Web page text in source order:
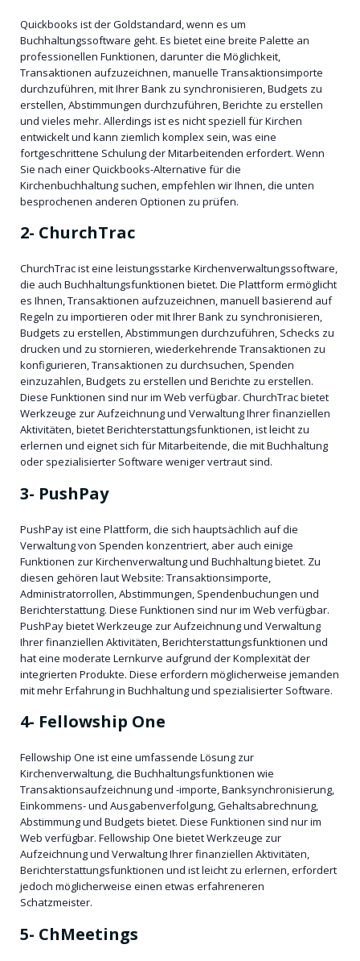
Quickbooks ist der Goldstandard, wenn es um
Buchhaltungssoftware geht. Es bietet eine breite Palette an
professionellen Funktionen, darunter die Möglichkeit,
Transaktionen aufzuzeichnen, manuelle Transaktionsimporte
durchzuführen, mit Ihrer Bank zu synchronisieren, Budgets zu
erstellen, Abstimmungen durchzuführen, Berichte zu erstellen
und vieles mehr. Allerdings ist es nicht speziell für Kirchen
entwickelt und kann ziemlich komplex sein, was eine
fortgeschrittene Schulung der Mitarbeitenden erfordert. Wenn
Sie nach einer Quickbooks-Alternative für die
Kirchenbuchhaltung suchen, empfehlen wir Ihnen, die unten
besprochenen anderen Optionen zu prüfen.
2- ChurchTrac
ChurchTrac ist eine leistungsstarke Kirchenverwaltungssoftware,
die auch Buchhaltungsfunktionen bietet. Die Plattform ermöglicht
es Ihnen, Transaktionen aufzuzeichnen, manuell basierend auf
Regeln zu importieren oder mit Ihrer Bank zu synchronisieren,
Budgets zu erstellen, Abstimmungen durchzuführen, Schecks zu
drucken und zu stornieren, wiederkehrende Transaktionen zu
konfigurieren, Transaktionen zu durchsuchen, Spenden
einzuzahlen, Budgets zu erstellen und Berichte zu erstellen.
Diese Funktionen sind nur im Web verfügbar. ChurchTrac bietet
Werkzeuge zur Aufzeichnung und Verwaltung Ihrer finanziellen
Aktivitäten, bietet Berichterstattungsfunktionen, ist leicht zu
erlernen und eignet sich für Mitarbeitende, die mit Buchhaltung
oder spezialisierter Software weniger vertraut sind.
3- PushPay
PushPay ist eine Plattform, die sich hauptsächlich auf die
Verwaltung von Spenden konzentriert, aber auch einige
Funktionen zur Kirchenverwaltung und Buchhaltung bietet. Zu
diesen gehören laut Website: Transaktionsimporte,
Administratorrollen, Abstimmungen, Spendenbuchungen und
Berichterstattung. Diese Funktionen sind nur im Web verfügbar.
PushPay bietet Werkzeuge zur Aufzeichnung und Verwaltung
Ihrer finanziellen Aktivitäten, Berichterstattungsfunktionen und
hat eine moderate Lernkurve aufgrund der Komplexität der
integrierten Produkte. Diese erfordern möglicherweise jemanden
mit mehr Erfahrung in Buchhaltung und spezialisierter Software.
4- Fellowship One
Fellowship One ist eine umfassende Lösung zur
Kirchenverwaltung, die Buchhaltungsfunktionen wie
Transaktionsaufzeichnung und -importe, Banksynchronisierung,
Einkommens- und Ausgabenverfolgung, Gehaltsabrechnung,
Abstimmung und Budgets bietet. Diese Funktionen sind nur im
Web verfügbar. Fellowship One bietet Werkzeuge zur
Aufzeichnung und Verwaltung Ihrer finanziellen Aktivitäten,
Berichterstattungsfunktionen und ist leicht zu erlernen, erfordert
jedoch möglicherweise einen etwas erfahreneren
Schatzmeister.
5- ChMeetings